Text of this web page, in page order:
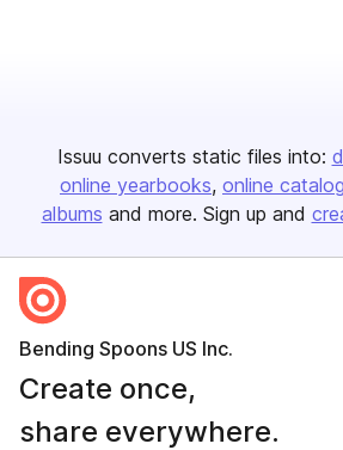
Issuu converts static files into:
online yearbooks online
albums and more. Sign up and
Bending Spoons US Inc.
Create once,
share everywhere.